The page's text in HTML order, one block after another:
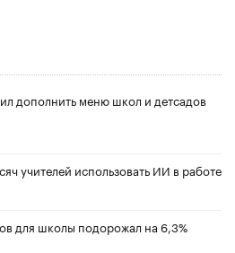
дополнить меню школ и детсадов
учителей использовать ИИ в работе
для школы подорожал на 6,3%